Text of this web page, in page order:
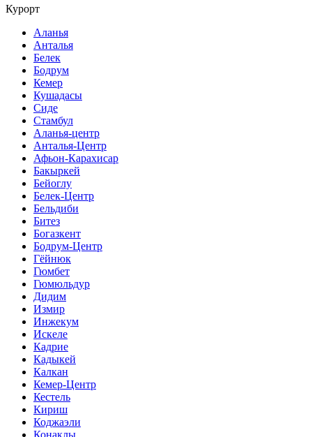
Курорт
Аланья
Анталья
Белек
Бодрум
Кемер
Кушадасы
Сиде
Стамбул
Аланья-центр
Анталья-Центр
Афьон-Карахисар
Бакыркей
Бейоглу
Белек-Центр
Бельдиби
Битез
Богазкент
Бодрум-Центр
Гёйнюк
Гюмбет
Гюмюльдур
Дидим
Измир
Инжекум
Искеле
Кадрие
Кадыкей
Калкан
Кемер-Центр
Кестель
Кириш
Коджаэли
Конаклы